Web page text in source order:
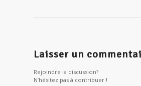
Laisser un
Rejoindre la discussion?
N’hésitez pas à contribuer !